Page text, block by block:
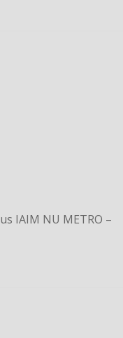
IAIM NU METRO –